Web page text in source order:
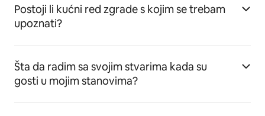
Postoji li kućni red zgrade s kojim se trebam
upoznati?
Šta da radim sa svojim stvarima kada su
gosti u mojim stanovima?